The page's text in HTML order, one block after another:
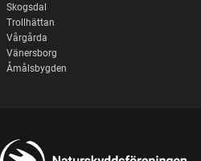
Skogsdal
Trollhättan
Vårgårda
Vänersborg
Åmålsbygden